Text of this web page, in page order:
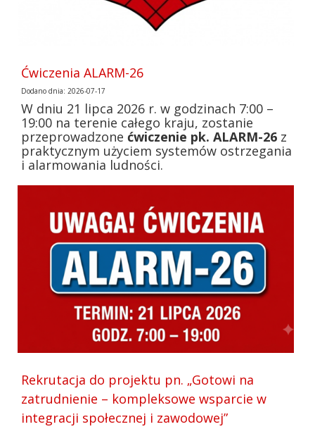
Ćwiczenia ALARM-26
Dodano dnia: 2026-07-17
W dniu 21 lipca 2026 r. w godzinach 7:00 –
19:00 na terenie całego kraju, zostanie
przeprowadzone ćwiczenie pk. ALARM-26 z
praktycznym użyciem systemów ostrzegania
i alarmowania ludności.
Rekrutacja do projektu pn. „Gotowi na
zatrudnienie – kompleksowe wsparcie w
integracji społecznej i zawodowej”